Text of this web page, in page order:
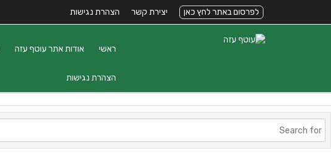
לפרסום באתר לחץ כאן יצירת קשר הצהרת נגישות
ראשי אודות אתר עוטף עזה
הצהרת נגישות